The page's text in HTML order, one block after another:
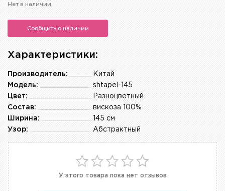
Нет в наличии
Сообщить о наличии
Характеристики:
Китай
Производитель:
shtapel-145
Модель:
Разноцветный
Цвет:
вискоза 100%
Состав:
145 см
Ширина:
Абстрактный
Узор:
У этого товара пока нет отзывов